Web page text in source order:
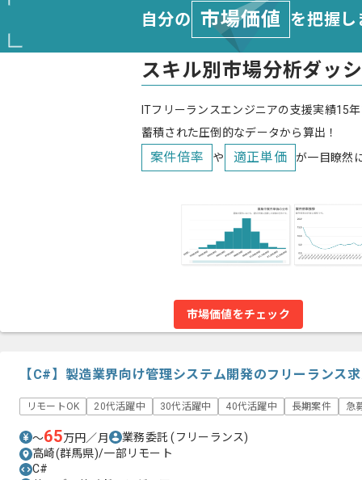
自分の 市場価値 を把握
スキル別市場分析ダッ
ITフリーランスエンジニアの支援実績15
蓄積された圧倒的なデータから算出！
案件倍率 や 適正単価 が一目瞭然
市場価値をチェック
【C#】製造業界向け管理システム開発のフリーランス
リモートOK 20代活躍中 30代活躍中 40代活躍中 長期案件 急
〜65万円／月 業務委託(フリーランス)
高崎(群馬県)/一部リモート
C#